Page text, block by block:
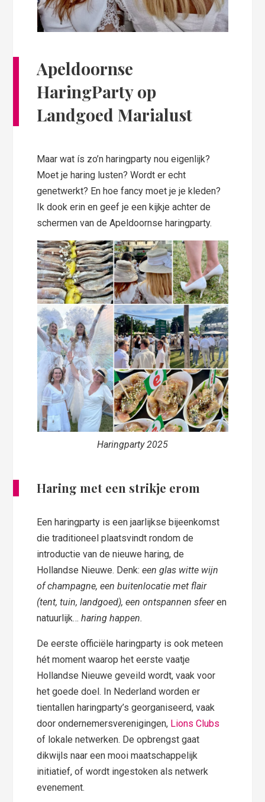
Apeldoornse
HaringPartyop
Landgoed Marialust
Maar wat ís zo’n haringparty nou eigenlijk?
Moet je haring lusten? Wordt er echt
genetwerkt? En hoe fancy moet je je kleden?
Ik dook erin en geef je een kijkje achter de
schermen van de Apeldoornse haringparty.
Haringparty 2025
Haring met een strikje erom
Een haringparty is een jaarlijkse bijeenkomst
die traditioneel plaatsvindt rondom de
introductie van de nieuwe haring, de
Hollandse Nieuwe. Denk:een glas witte wijn
of champagne, een buitenlocatie met flair
(tent, tuin, landgoed), een ontspannen sfeeren
natuurlijk…haring happen.
De eerste officiële haringparty is ook meteen
hét moment waarop het eerste vaatje
Hollandse Nieuwe geveild wordt, vaak voor
het goede doel. In Nederland worden er
tientallen haringparty’s georganiseerd, vaak
door ondernemersverenigingen, Lions Clubs
of lokale netwerken. De opbrengst gaat
dikwijls naar een mooi maatschappelijk
initiatief, of wordt ingestoken als netwerk
evenement.